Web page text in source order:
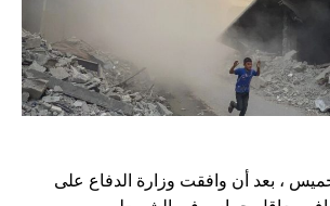
، بعد أن وافقت وزارة الدفاع على